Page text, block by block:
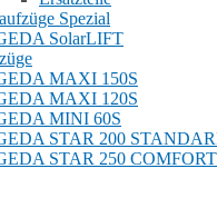
Spezial
SolarLIFT
MAXI 150S
MAXI 120S
MINI 60S
STAR 200
STAR 250 COMFORT